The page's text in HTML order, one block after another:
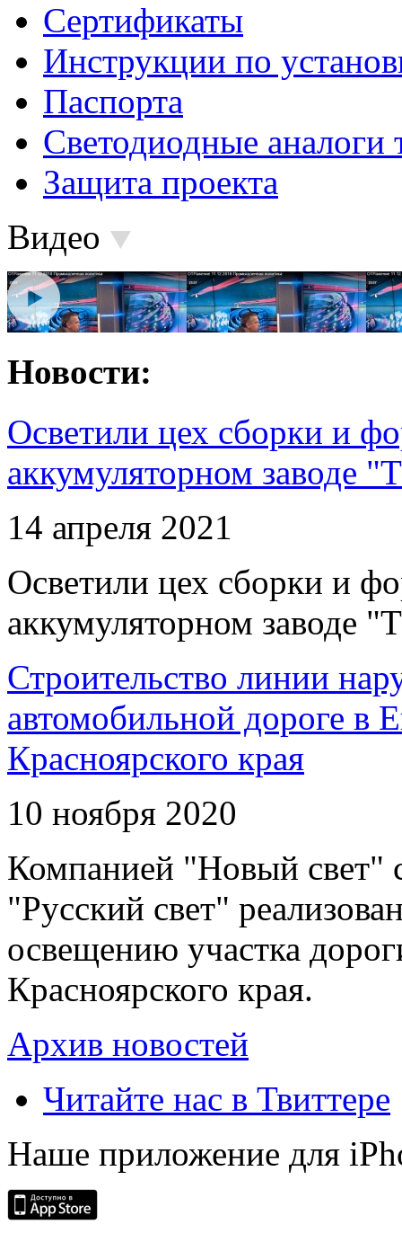
Сертификаты
Инструкции по
Паспорта
Светодиодные аналоги
Защита проекта
Видео
Новости:
Осветили цех сборки и
аккумуляторном заводе
14 апреля 2021
Осветили цех сборки и
аккумуляторном заводе
Строительство линии
автомобильной дороге в
Красноярского края
10 ноября 2020
Компанией "Новый свет"
"Русский свет"
освещению участка
Красноярского края.
Архив новостей
Читайте нас в Твиттере
Наше приложение для